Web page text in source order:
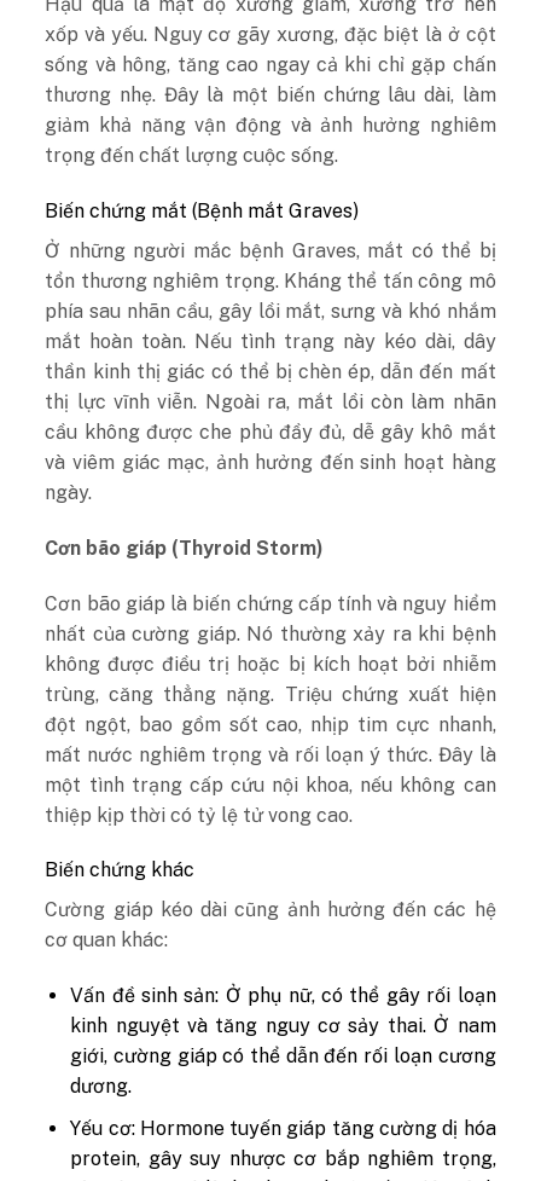
xốp và yếu. Nguy cơ gãy xương, đặc biệt là ở cột
sống và hông, tăng cao ngay cả khi chỉ gặp chấn
thương nhẹ. Đây là một biến chứng lâu dài, làm
giảm khả năng vận động và ảnh hưởng nghiêm
trọng đến chất lượng cuộc sống.
Biến chứng mắt (Bệnh mắt Graves)
Ở những người mắc bệnh Graves, mắt có thể bị
tổn thương nghiêm trọng. Kháng thể tấn công mô
phía sau nhãn cầu, gây lồi mắt, sưng và khó nhắm
mắt hoàn toàn. Nếu tình trạng này kéo dài, dây
thần kinh thị giác có thể bị chèn ép, dẫn đến mất
thị lực vĩnh viễn. Ngoài ra, mắt lồi còn làm nhãn
cầu không được che phủ đầy đủ, dễ gây khô mắt
và viêm giác mạc, ảnh hưởng đến sinh hoạt hàng
ngày.
Cơn bão giáp (Thyroid Storm)
Cơn bão giáp là biến chứng cấp tính và nguy hiểm
nhất của cường giáp. Nó thường xảy ra khi bệnh
không được điều trị hoặc bị kích hoạt bởi nhiễm
trùng, căng thẳng nặng. Triệu chứng xuất hiện
đột ngột, bao gồm sốt cao, nhịp tim cực nhanh,
mất nước nghiêm trọng và rối loạn ý thức. Đây là
một tình trạng cấp cứu nội khoa, nếu không can
thiệp kịp thời có tỷ lệ tử vong cao.
Biến chứng khác
Cường giáp kéo dài cũng ảnh hưởng đến các hệ
cơ quan khác:
Vấn đề sinh sản: Ở phụ nữ, có thể gây rối loạn
kinh nguyệt và tăng nguy cơ sảy thai. Ở nam
giới, cường giáp có thể dẫn đến rối loạn cương
dương.
Yếu cơ: Hormone tuyến giáp tăng cường dị hóa
protein, gây suy nhược cơ bắp nghiêm trọng,